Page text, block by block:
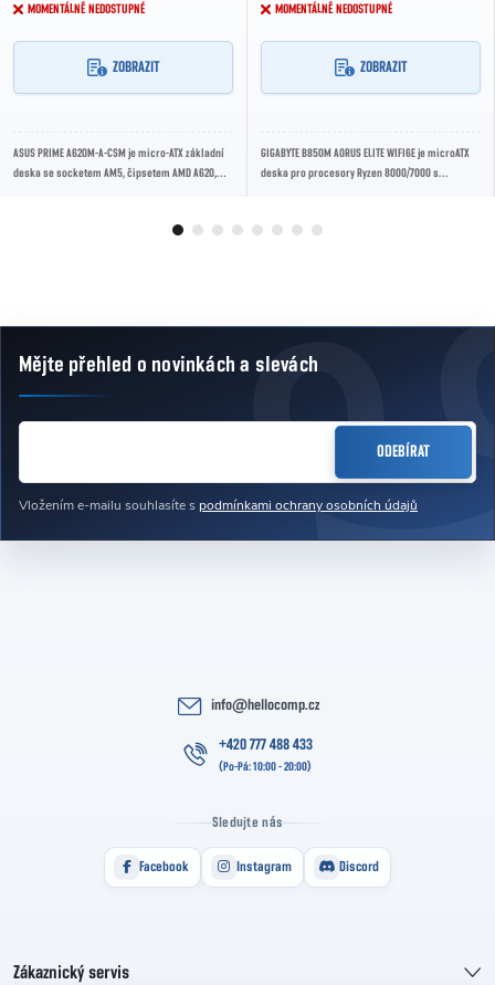
MOMENTÁLNĚ NEDOSTUPNÉ
ZOBRAZIT
ASUS PRIME A620M-A-CSM je micro-ATX základní
deska se socketem AM5, čipsetem AMD A620,
MOMENTÁLNĚ NEDOSTUPNÉ
ZOBRAZIT
GIGABYTE B850M AORUS ELITE WIFI6E je microATX
deska pro procesory Ryzen 8000/7000 s
Zápatí
Mějte přehled o novinkácha slevách
Vložením e-mailu souhlasíte s podmínkami ochrany osobních údajů
ODEBÍRAT
info@hellocomp.cz
+420 777 488 433
Sledujte nás
Facebook Instagram Discord
Zákaznický servis